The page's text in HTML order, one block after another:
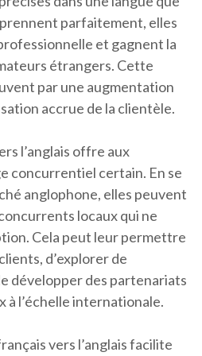
parfaitement, elles
et gagnent la
étrangers. Cette
par une augmentation
accrue de la clientèle.
l’anglais offre aux
concurrentiel certain. En se
anglophone, elles peuvent
locaux qui ne
Cela peut leur permettre
d’explorer de
développer des partenariats
l’échelle internationale.
vers l’anglais facilite